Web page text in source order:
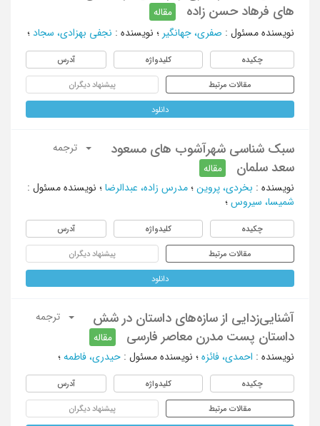
های فرهاد حسن زاده
مقاله
نویسنده مسئول : صفری، جهانگیر ؛ نویسنده : نجفی بهزادی، سجاد ؛
چکیده کلیدواژه آدرس
مقالات مرتبط پیشنهاد دیگران
دانلود
سبک شناسی شهرآشوب های مسعود
سعد سلمان
مقاله
ترجمه
نویسنده : بخردی، پروین ؛ مدرس زاده، عبدالرضا ؛ نویسنده مسئول :
شمیسا، سیروس ؛
چکیده کلیدواژه آدرس
مقالات مرتبط پیشنهاد دیگران
دانلود
آشنایی‌زدایی از سازه‌های داستان در شش
داستان پست مدرن معاصر فارسی
مقاله
ترجمه
نویسنده : احمدی، فائزه ؛ نویسنده مسئول : حیدری، فاطمه ؛
چکیده کلیدواژه آدرس
مقالات مرتبط پیشنهاد دیگران